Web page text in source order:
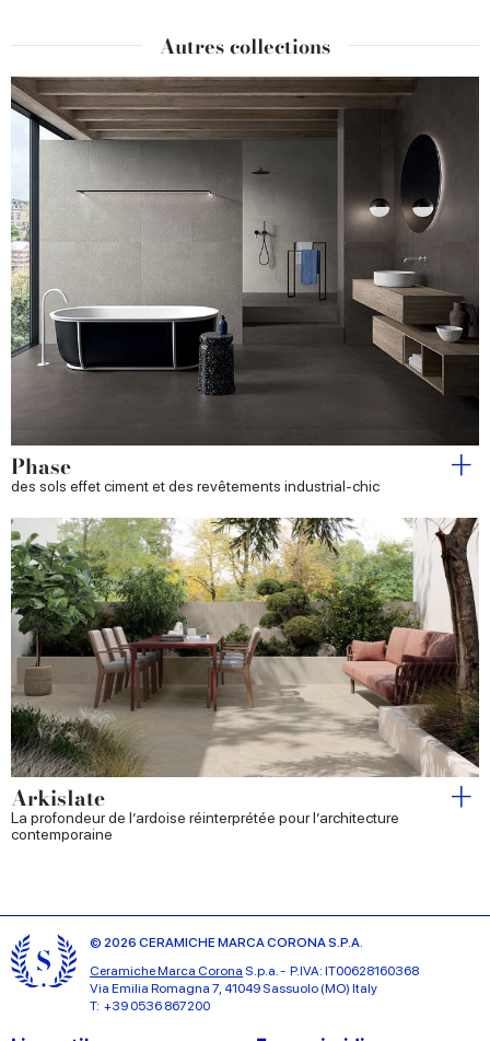
Autres collections
Phase
des sols effet ciment et des revêtements industrial-chic
Arkislate
La profondeur de l’ardoise réinterprétée pour l’architecture
contemporaine
© 2026 CERAMICHE MARCA CORONA S.P.A.
Ceramiche Marca Corona S.p.a. - P.IVA: IT00628160368
Via Emilia Romagna 7, 41049 Sassuolo (MO) Italy
T: +39 0536 867200